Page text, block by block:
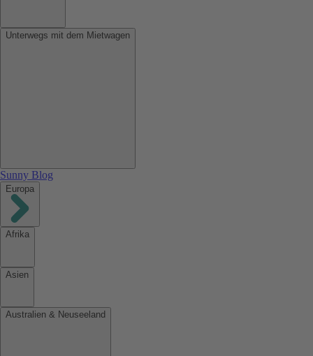
Unterwegs mit dem Mietwagen
Sunny Blog
Europa
Afrika
Asien
Australien & Neuseeland